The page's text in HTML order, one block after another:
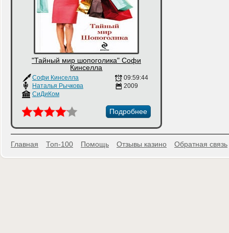
"Тайный мир шопоголика" Софи
Кинселла
Софи Кинселла
Наталья Рычкова
СиДиКом
09:59:44
2009
Подробнее
Главная Топ-100 Помощь Отзывы казино Обратная связь